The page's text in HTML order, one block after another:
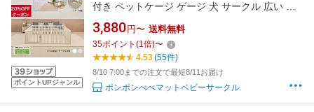
ポイントUPジャンル
付き ペットケージ ゲージ 犬 サークル 広い 室
内用 犬用 犬 サークル ペットフェンス 中型犬
組み立て おしゃれ 犬 ゲージ ケージ 安全 犬 棚
扉 お洒落 120×120cm ドッグケージ ドッグサ
ークル シンプル
3,880 円〜 送料無料
35ポイント (1倍)〜
4.53(55件)
8/10 7:00までの注文で最短8/11お届け
ポンポンべべマットベビーサークル